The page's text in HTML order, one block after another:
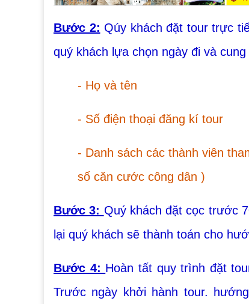
Bước 2: Qúy khách đặt tour trực
quý khách lựa chọn ngày đi và
- Họ và tên
- Số điện thoại đăng kí tour
- Danh sách các thành viên
số căn cước công dân )
Bước 3: Quý khách đặt cọc trước
lại quý khách sẽ thành toán cho
Bước 4: Hoàn tất quy trình đặt
Trước ngày khởi hành tour.